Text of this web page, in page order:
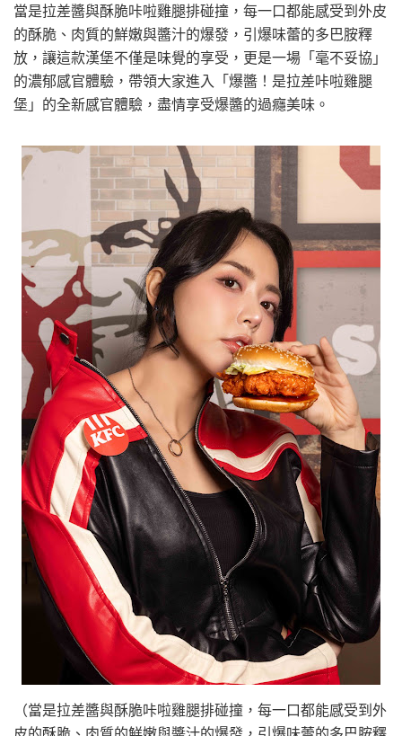
當是拉差醬與酥脆咔啦雞腿排碰撞，每一口都能感受到外皮
的酥脆、肉質的鮮嫩與醬汁的爆發，引爆味蕾的多巴胺釋
放，讓這款漢堡不僅是味覺的享受，更是一場「毫不妥協」
的濃郁感官體驗，帶領大家進入「爆醬！是拉差咔啦雞腿
堡」的全新感官體驗，盡情享受爆醬的過癮美味。
（當是拉差醬與酥脆咔啦雞腿排碰撞，每一口都能感受到外